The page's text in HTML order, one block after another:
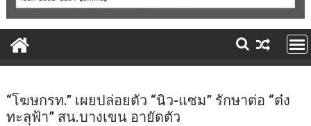
“โฆษกรท.” เผยปล่อยตัว “นิว-แซม” รักษาต่อ “ต๋ง
ทะลุฟ้า” สน.บางเขน อายัดตัว